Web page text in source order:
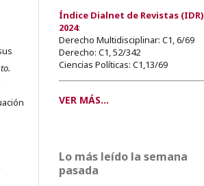
Índice Dialnet de Revistas (IDR)
2024:
Derecho Multidisciplinar: C1, 6/69
Derecho: C1, 52/342
Ciencias Políticas: C1,13/69
VER MÁS...
Lo más leído la semana
pasada